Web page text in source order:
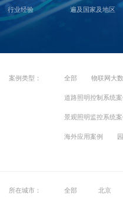
行业经验
遍及国家及地区
案例类型： 全部 物联网大
道路照明控制系统
景观照明监控系统
海外应用案例
所在城市： 全部 北京